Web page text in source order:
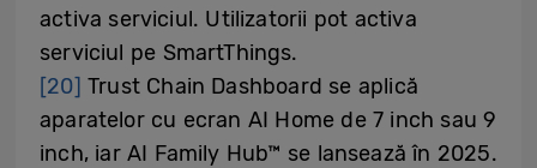
activa serviciul. Utilizatorii pot activa
serviciul pe SmartThings.
[20] Trust Chain Dashboard se aplică
aparatelor cu ecran AI Home de 7 inch sau 9
inch, iar AI Family Hub™ se lansează în 2025.